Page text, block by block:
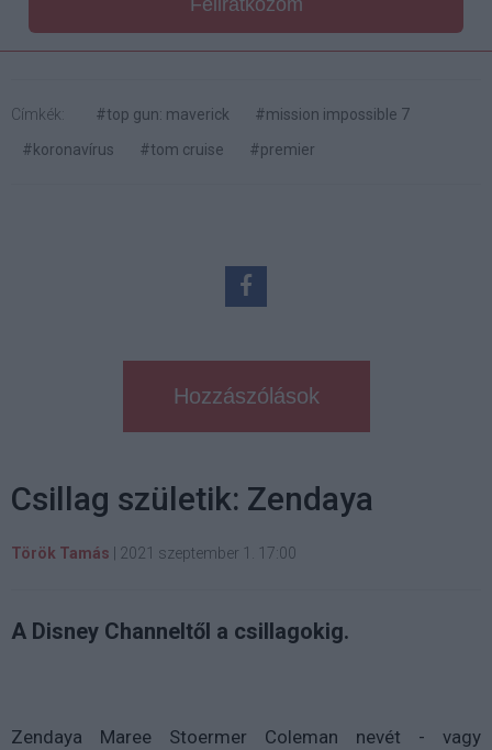
Feliratkozom
Címkék: #top gun: maverick
#mission impossible 7
#koronavírus
#tom cruise #premier
Hozzászólások
Csillag születik: Zendaya
Török Tamás 2021 szeptember 1. 17:00
A Disney Channeltől a csillagokig.
Zendaya Maree Stoermer Coleman nevét - vagy